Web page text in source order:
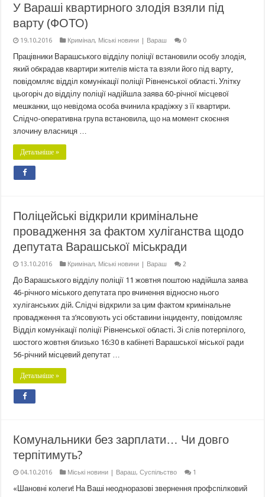
У Вараші квартирного злодія взяли під
варту (ФОТО)
19.10.2016 Кримінал, Міські новини | Вараш 0
Працівники Варашського відділу поліції встановили особу злодія,
який обкрадав квартири жителів міста та взяли його під варту,
повідомляє відділ комунікації поліції Рівненської області. Улітку
цьогоріч до відділу поліції надійшла заява 60-річної місцевої
мешканки, що невідома особа вчинила крадіжку з її квартири.
Слідчо-оперативна група встановила, що на момент скоєння
злочину власниця …
Детальніше »
Поліцейські відкрили кримінальне
провадження за фактом хуліганства щодо
депутата Варашської міськради
13.10.2016 Кримінал, Міські новини | Вараш 2
До Варашського відділу поліції 11 жовтня поштою надійшла заява
46-річного міського депутата про вчинення відносно нього
хуліганських дій. Слідчі відкрили за цим фактом кримінальне
провадження та з’ясовують усі обставини інциденту, повідомляє
Відділ комунікації поліції Рівненської області. Зі слів потерпілого,
шостого жовтня близько 16:30 в кабінеті Варашської міської ради
56-річний місцевий депутат …
Детальніше »
Комунальники без зарплати… Чи довго
терпітимуть?
04.10.2016 Міські новини | Вараш,Суспільство 1
«Шановні колеги! На Ваші неодноразові звернення профспілковий